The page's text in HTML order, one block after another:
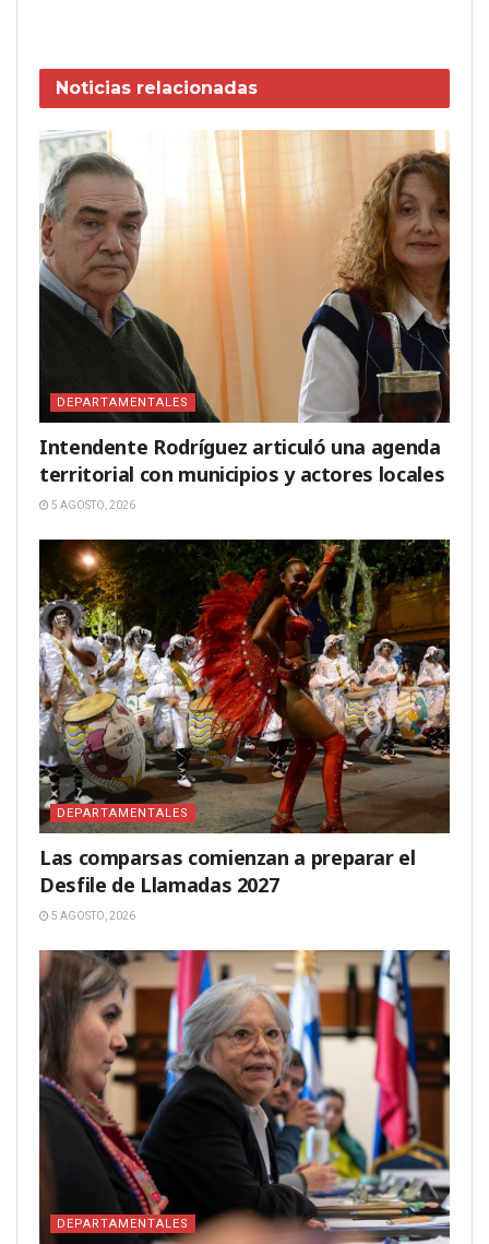
Noticias relacionadas
DEPARTAMENTALES
Intendente Rodríguez articuló una agenda
territorial con municipios y actores locales
5 AGOSTO, 2026
DEPARTAMENTALES
Las comparsas comienzan a preparar el
Desfile de Llamadas 2027
5 AGOSTO, 2026
DEPARTAMENTALES